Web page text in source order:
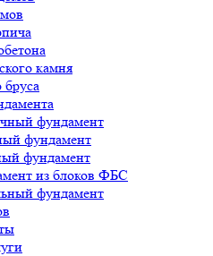
камня
бруса
фундамент
фундамент
фундамент
из блоков ФБС
фундамент